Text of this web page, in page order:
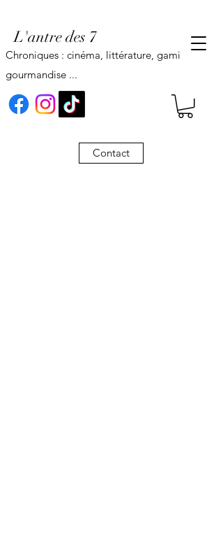
L'antre des 7
Contact
Chroniques : cinéma, littérature, gaming,
gourmandise ...